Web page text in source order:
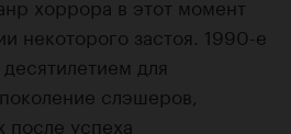
некоторого застоя. 1990-е
для
слэшеров,
после успеха